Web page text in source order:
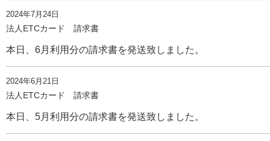
2024年7月24日
法人ETCカード 請求書
本日、6月利用分の請求書を発送致しました。
2024年6月21日
法人ETCカード 請求書
本日、5月利用分の請求書を発送致しました。